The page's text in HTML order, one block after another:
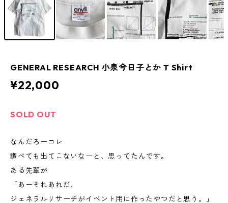
GENERAL RESEARCH 小泉今日子とか T Shirt
¥22,000
SOLD OUT
なんだろーコレ
調べても出てこないなーと、思ってたんです。
ある先輩が
「あーそれあれだ、
ジェネラルリサーチがイベント用に作ったやつだと思う。」